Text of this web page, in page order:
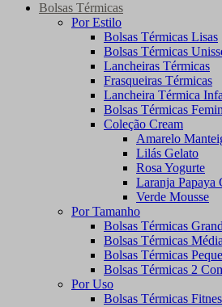
Bolsas Térmicas
Por Estilo
Bolsas Térmicas Lisas
Bolsas Térmicas
Lancheiras Térmicas
Frasqueiras Térmicas
Lancheira Térmica
Bolsas Térmicas
Coleção Cream
Amarelo
Lilás Gelato
Rosa Yogurte
Laranja Papaya
Verde Mousse
Por Tamanho
Bolsas Térmicas
Bolsas Térmicas
Bolsas Térmicas
Bolsas Térmicas 2
Por Uso
Bolsas Térmicas